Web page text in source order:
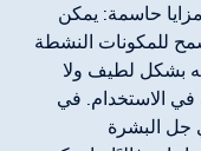
حاسمة: يمكن
للمكونات النشطة
بشكل لطيف ولا
في الاستخدام. في
جل البشرة